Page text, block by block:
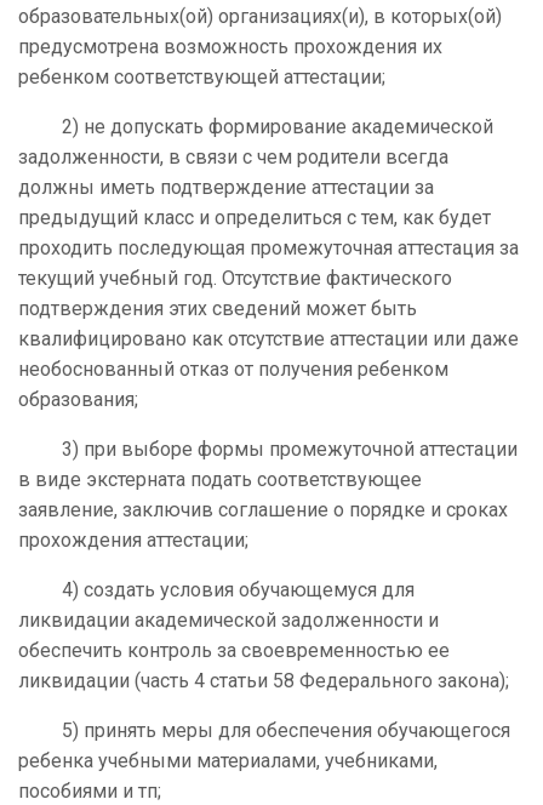
образовательных(ой) организациях(и), в которых(ой)
предусмотрена возможность прохождения их
ребенком соответствующей аттестации;
2) не допускать формирование академической
задолженности, в связи с чем родители всегда
должны иметь подтверждение аттестации за
предыдущий класс и определиться с тем, как будет
проходить последующая промежуточная аттестация за
текущий учебный год. Отсутствие фактического
подтверждения этих сведений может быть
квалифицировано как отсутствие аттестации или даже
необоснованный отказ от получения ребенком
образования;
3) при выборе формы промежуточной аттестации
в виде экстерната подать соответствующее
заявление, заключив соглашение о порядке и сроках
прохождения аттестации;
4) создать условия обучающемуся для
ликвидации академической задолженности и
обеспечить контроль за своевременностью ее
ликвидации (часть 4 статьи 58 Федерального закона);
5) принять меры для обеспечения обучающегося
ребенка учебными материалами, учебниками,
пособиями и тп;